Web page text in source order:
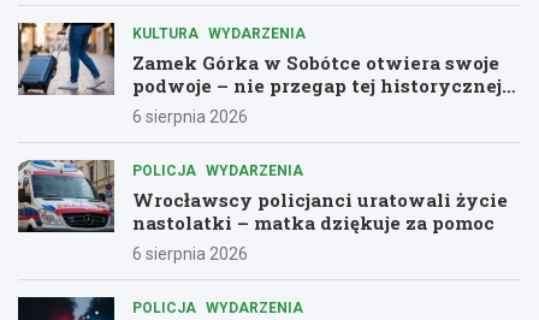
KULTURA WYDARZENIA
Zamek Górka w Sobótce otwiera swoje
podwoje – nie przegap tej historycznej
przygody!
6 sierpnia 2026
POLICJA WYDARZENIA
Wrocławscy policjanci uratowali życie
nastolatki – matka dziękuje za pomoc
6 sierpnia 2026
POLICJA WYDARZENIA